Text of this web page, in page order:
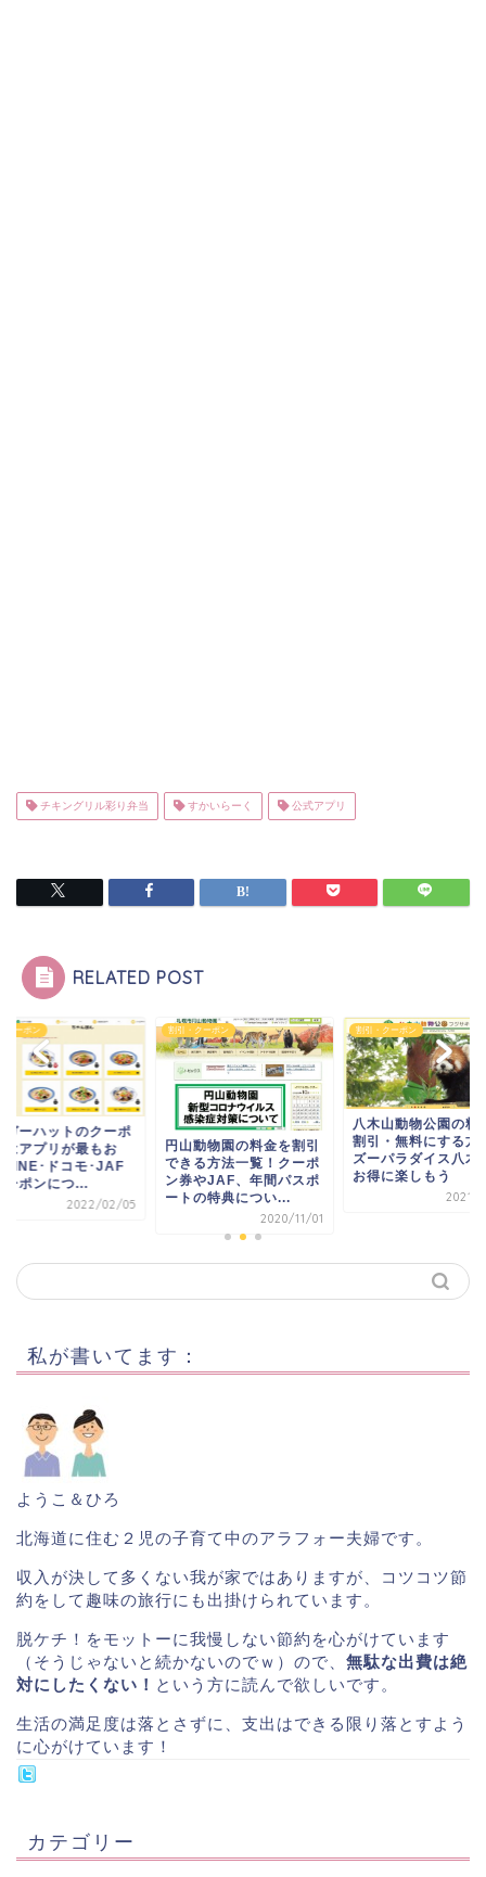
チキングリル彩り弁当 すかいらーく 公式アプリ
RELATED POST
クーポン
ガーハットのクーポ
はアプリが最もお
LINE･ドコモ･JAF
ーポンにつ...
2022/02/05
割引・クーポン
円山動物園の料金を割引
できる方法一覧！クーポ
ン券やJAF、年間パスポ
ートの特典につい...
2020/11/01
割引・クーポン
八木山動物公園の料
割引・無料にする方
ズーパラダイス八木
お得に楽しもう
2021/
私が書いてます：
ようこ＆ひろ
北海道に住む２児の子育て中のアラフォー夫婦です。
収入が決して多くない我が家ではありますが、コツコツ節
約をして趣味の旅行にも出掛けられています。
脱ケチ！をモットーに我慢しない節約を心がけています
（そうじゃないと続かないのでｗ）ので、 無駄な出費は絶
対にしたくない！ という方に読んで欲しいです。
生活の満足度は落とさずに、支出はできる限り落とすよう
に心がけています！
カテゴリー